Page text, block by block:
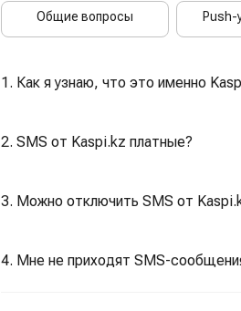
Общие вопросы Push-
1. Как я узнаю, что это именно
2. SMS от Kaspi.kz платные?
3. Можно отключить SMS от
4. Мне не приходят SMS-